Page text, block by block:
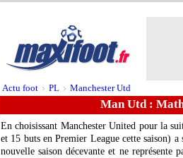
Actu foot > PL > Manchester Utd
Man Utd :
En choisissant Manchester United pour la
et 15 buts en Premier League cette saison)
nouvelle saison décevante et ne représente